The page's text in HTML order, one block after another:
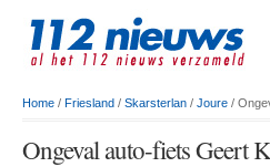
Home / Friesland / Skarsterlan / Joure /
Ongeval auto-fiets Geert